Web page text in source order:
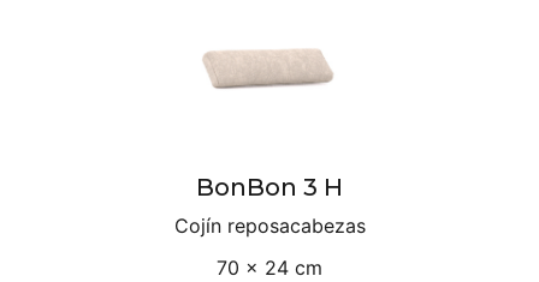
BonBon 3 H
Cojín reposacabezas
70 × 24 cm